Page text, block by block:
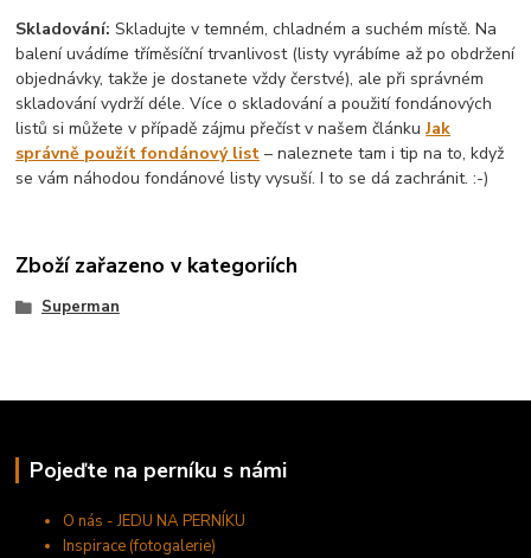
Skladování: Skladujte v temném, chladném a suchém místě. Na
balení uvádíme tříměsíční trvanlivost (listy vyrábíme až po obdržení
objednávky, takže je dostanete vždy čerstvé), ale při správném
skladování vydrží déle. Více o skladování a použití fondánových
listů si můžete v případě zájmu přečíst v našem článkuJak
správně použít fondánový list – naleznete tam i tip na to, když
se vám náhodou fondánové listy vysuší. I to se dá zachránit. :-)
Zboží zařazeno v kategoriích
Superman
Pojeďte na perníku s námi
O nás - JEDU NA PERNÍKU
Inspirace (fotogalerie)